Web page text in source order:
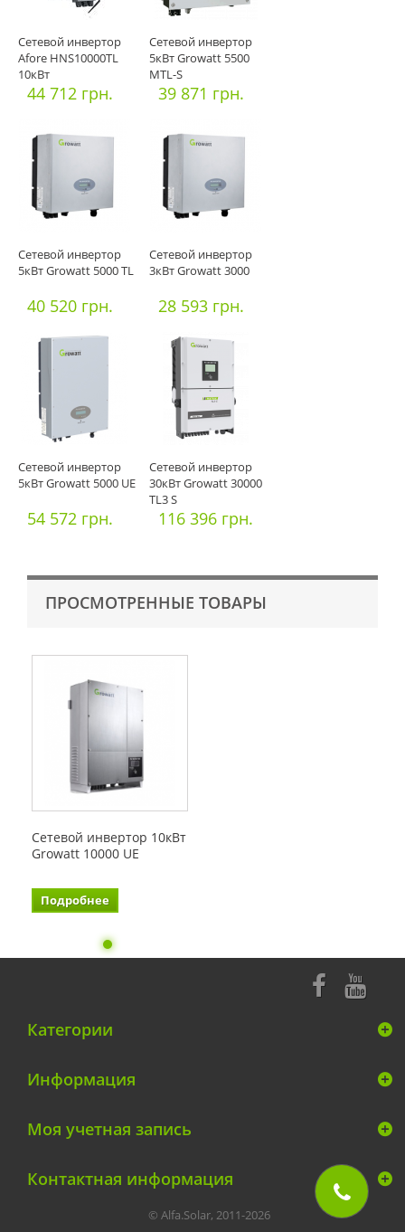
Сетевой инвертор
Afore HNS10000TL
10кВт
44 712 грн.
Сетевой инвертор
5кВт Growatt 5500
MTL-S
39 871 грн.
Сетевой инвертор
5кВт Growatt 5000 TL
40 520 грн.
Сетевой инвертор
3кВт Growatt 3000
28 593 грн.
Сетевой инвертор
5кВт Growatt 5000 UE
54 572 грн.
Сетевой инвертор
30кВт Growatt 30000
TL3 S
116 396 грн.
ПРОСМОТРЕННЫЕ ТОВАРЫ
Сетевой инвертор 10кВт
Growatt 10000 UE
Подробнее
Категории
Информация
Моя учетная запись
Контактная информация
© Alfa.Solar, 2011-2026